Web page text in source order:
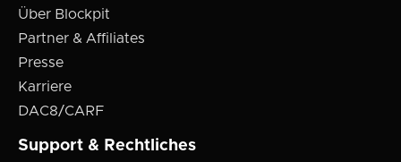
Über Blockpit
Partner & Affiliates
Presse
Karriere
DAC8/CARF
Support & Rechtliches